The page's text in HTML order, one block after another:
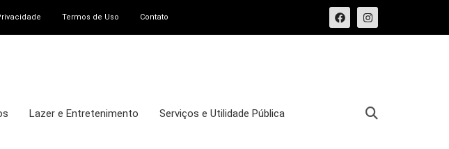
Termos de Uso Contato
Lazer e Entretenimento Serviços e Utilidade Pública